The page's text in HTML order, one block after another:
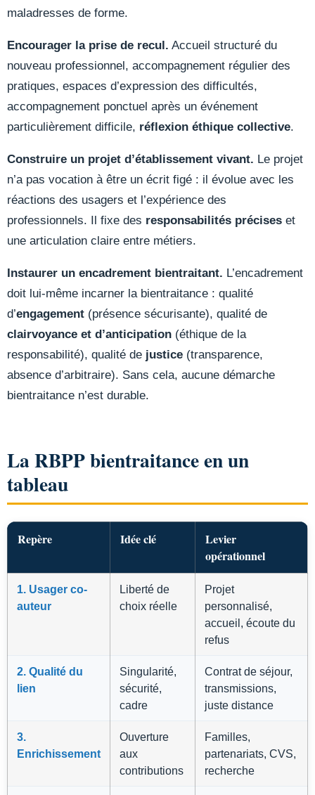
maladresses de forme.
Encourager la prise de recul. Accueil structuré du
nouveau professionnel, accompagnement régulier des
pratiques, espaces d’expression des difficultés,
accompagnement ponctuel après un événement
particulièrement difficile, réflexion éthique collective.
Construire un projet d’établissement vivant. Le projet
n’a pas vocation à être un écrit figé : il évolue avec les
réactions des usagers et l’expérience des
professionnels. Il fixe des responsabilités précises et
une articulation claire entre métiers.
Instaurer un encadrement bientraitant. L’encadrement
doit lui-même incarner la bientraitance : qualité
d’engagement (présence sécurisante), qualité de
clairvoyance et d’anticipation (éthique de la
responsabilité), qualité de justice (transparence,
absence d’arbitraire). Sans cela, aucune démarche
bientraitance n’est durable.
La RBPP bientraitance en un
tableau
Repère Idée clé
Levier
opérationnel
1. Usager co-
auteur
Liberté de
choix réelle
Projet
personnalisé,
accueil, écoute du
refus
2. Qualité du
lien
Singularité,
sécurité,
cadre
Contrat de séjour,
transmissions,
juste distance
3.
Enrichissement
Ouverture
aux
contributions
Familles,
partenariats, CVS,
recherche